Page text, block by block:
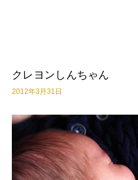
クレヨンしんちゃん
2012年3月31日